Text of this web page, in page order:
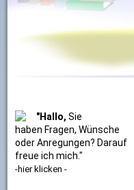
"Hallo, Sie
haben Fragen, Wünsche
oder Anregungen? Darauf
freue ich mich."
-hier klicken -